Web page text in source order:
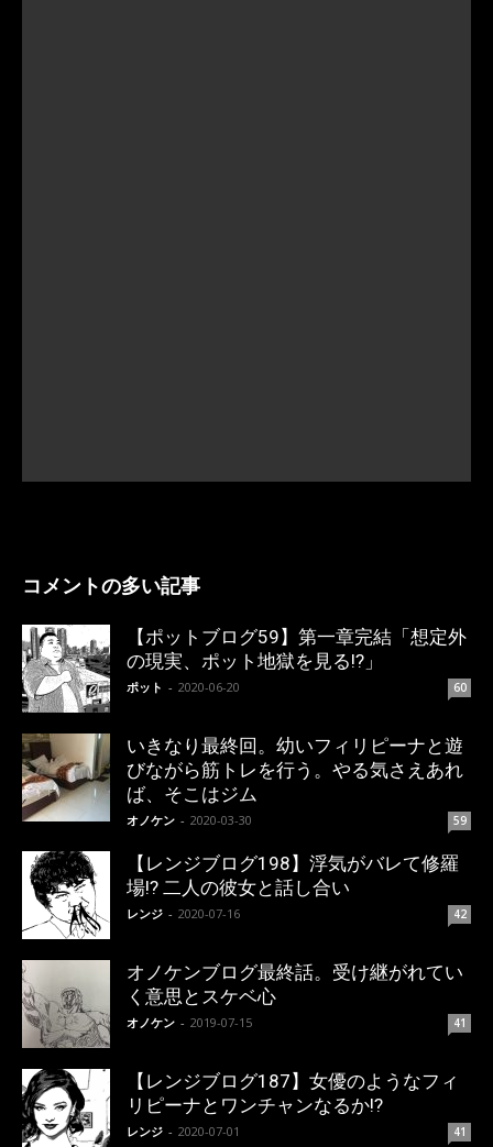
コメントの多い記事
【ポットブログ59】第一章完結「想定外
の現実、ポット地獄を見る!?」
ポット - 2020-06-20 60
いきなり最終回。幼いフィリピーナと遊
びながら筋トレを行う。やる気さえあれ
ば、そこはジム
オノケン - 2020-03-30 59
【レンジブログ198】浮気がバレて修羅
場!? 二人の彼女と話し合い
レンジ - 2020-07-16 42
オノケンブログ最終話。受け継がれてい
く意思とスケベ心
オノケン - 2019-07-15 41
【レンジブログ187】女優のようなフィ
リピーナとワンチャンなるか!?
レンジ - 2020-07-01 41